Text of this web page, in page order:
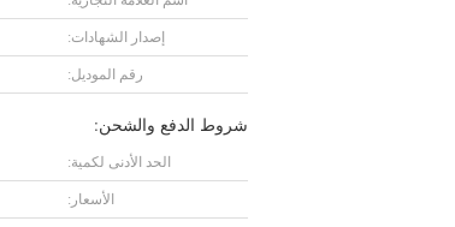
إصدار الشهادات:
رقم الموديل:
شروط الدفع والشحن:
الحد الأدنى لكمية:
الأسعار: